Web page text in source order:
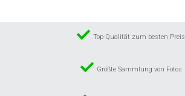
Top-Qualität zum besten Preis
Größte Sammlung von Fotos